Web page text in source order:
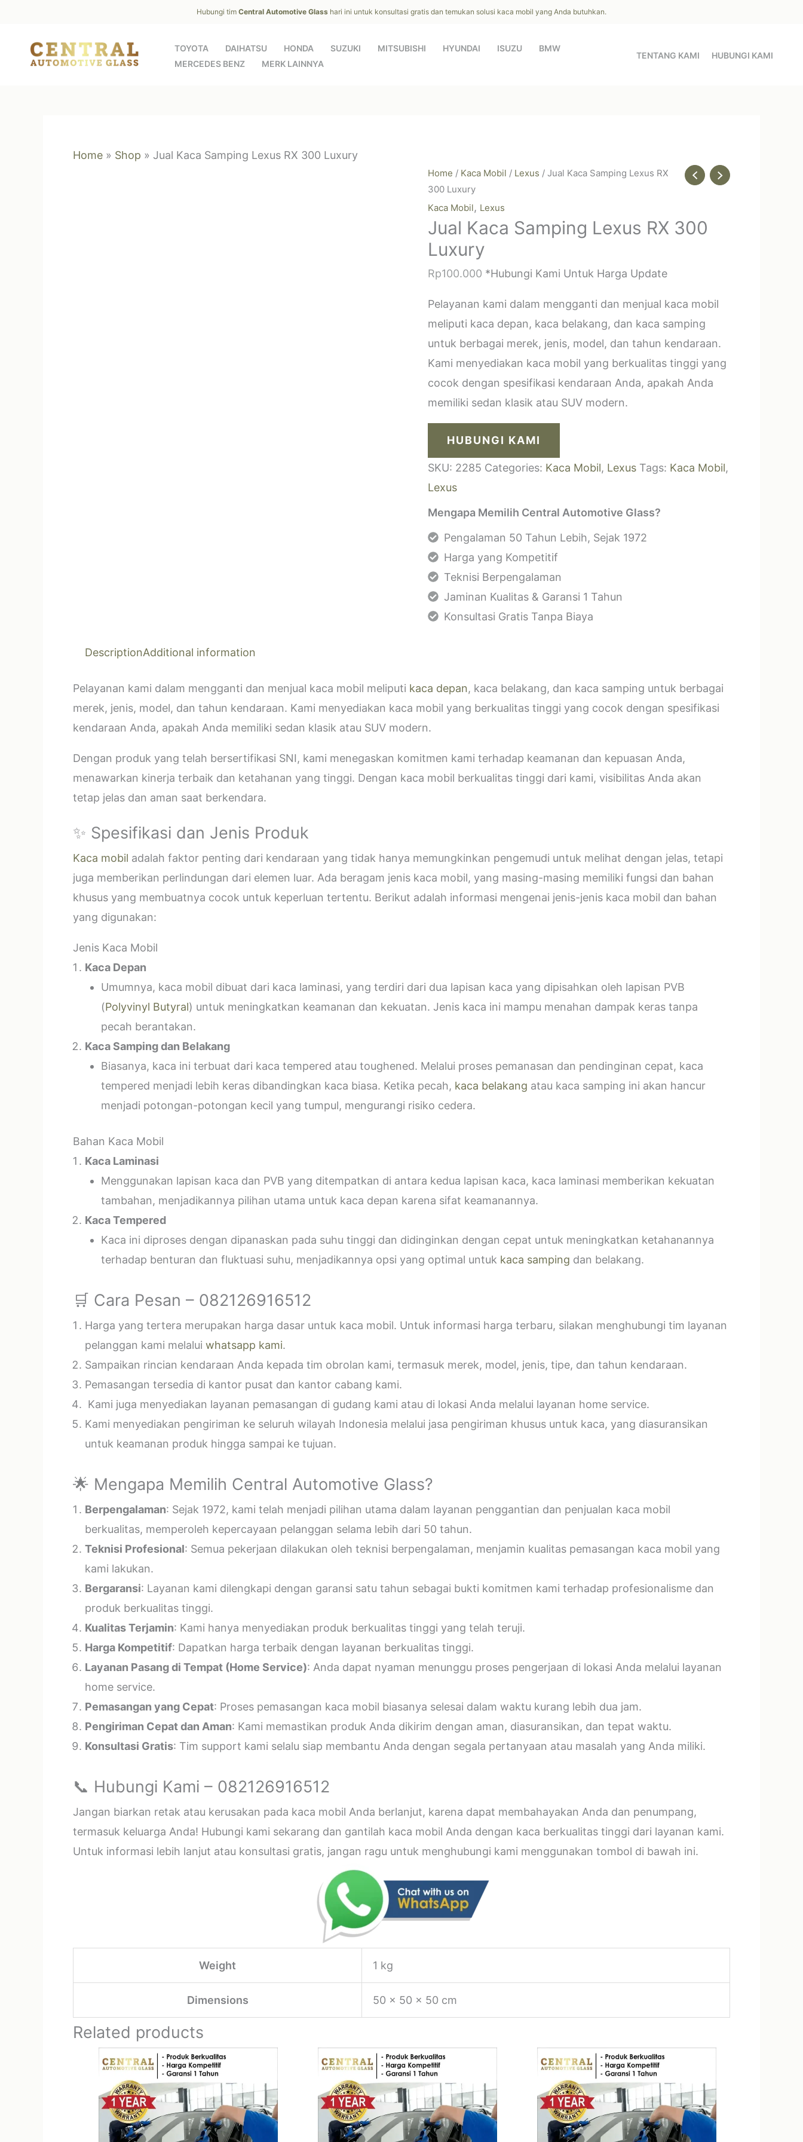
content
Hubungi tim Central Automotive Glass hari ini untuk konsultasi gratis dan temukan solusi kaca mobil yang Anda butuhkan.
TOYOTA DAIHATSU HONDA SUZUKI MITSUBISHI HYUNDAI ISUZU
BMW
MERCEDES BENZ
MERK LAINNYA
TENTANG KAMI HUBUNGI KAMI
Home » Shop » Jual Kaca Samping Lexus RX 300 Luxury
Home / Kaca Mobil / Lexus / Jual Kaca Samping Lexus RX
300 Luxury
Kaca Mobil, Lexus
Jual Kaca Samping Lexus RX 300
Luxury
Rp100.000 *Hubungi Kami Untuk Harga Update
Pelayanan kami dalam mengganti dan menjual kaca mobil
meliputi kaca depan, kaca belakang, dan kaca samping
untuk berbagai merek, jenis, model, dan tahun kendaraan.
Kami menyediakan kaca mobil yang berkualitas tinggi yang
cocok dengan spesifikasi kendaraan Anda, apakah Anda
memiliki sedan klasik atau SUV modern.
HUBUNGI KAMI
SKU: 2285 Categories: Kaca Mobil, Lexus Tags: Kaca Mobil,
Lexus
Mengapa Memilih Central Automotive Glass?
Pengalaman 50 Tahun Lebih, Sejak 1972
Harga yang Kompetitif
Teknisi Berpengalaman
Jaminan Kualitas & Garansi 1 Tahun
Konsultasi Gratis Tanpa Biaya
DescriptionAdditional information
Pelayanan kami dalam mengganti dan menjual kaca mobil meliputi kaca depan, kaca belakang, dan kaca samping untuk berbagai
merek, jenis, model, dan tahun kendaraan. Kami menyediakan kaca mobil yang berkualitas tinggi yang cocok dengan spesifikasi
kendaraan Anda, apakah Anda memiliki sedan klasik atau SUV modern.
Dengan produk yang telah bersertifikasi SNI, kami menegaskan komitmen kami terhadap keamanan dan kepuasan Anda,
menawarkan kinerja terbaik dan ketahanan yang tinggi. Dengan kaca mobil berkualitas tinggi dari kami, visibilitas Anda akan
tetap jelas dan aman saat berkendara.
✨ Spesifikasi dan Jenis Produk
Kaca mobil adalah faktor penting dari kendaraan yang tidak hanya memungkinkan pengemudi untuk melihat dengan jelas, tetapi
juga memberikan perlindungan dari elemen luar. Ada beragam jenis kaca mobil, yang masing-masing memiliki fungsi dan bahan
khusus yang membuatnya cocok untuk keperluan tertentu. Berikut adalah informasi mengenai jenis-jenis kaca mobil dan bahan
yang digunakan:
Jenis Kaca Mobil
Kaca Depan
Umumnya, kaca mobil dibuat dari kaca laminasi, yang terdiri dari dua lapisan kaca yang dipisahkan oleh lapisan PVB
(Polyvinyl Butyral) untuk meningkatkan keamanan dan kekuatan. Jenis kaca ini mampu menahan dampak keras tanpa
pecah berantakan.
Kaca Samping dan Belakang
Biasanya, kaca ini terbuat dari kaca tempered atau toughened. Melalui proses pemanasan dan pendinginan cepat, kaca
tempered menjadi lebih keras dibandingkan kaca biasa. Ketika pecah, kaca belakang atau kaca samping ini akan hancur
menjadi potongan-potongan kecil yang tumpul, mengurangi risiko cedera.
Bahan Kaca Mobil
Kaca Laminasi
Menggunakan lapisan kaca dan PVB yang ditempatkan di antara kedua lapisan kaca, kaca laminasi memberikan kekuatan
tambahan, menjadikannya pilihan utama untuk kaca depan karena sifat keamanannya.
Kaca Tempered
Kaca ini diproses dengan dipanaskan pada suhu tinggi dan didinginkan dengan cepat untuk meningkatkan ketahanannya
terhadap benturan dan fluktuasi suhu, menjadikannya opsi yang optimal untuk kaca samping dan belakang.
🛒 Cara Pesan – 082126916512
Harga yang tertera merupakan harga dasar untuk kaca mobil. Untuk informasi harga terbaru, silakan menghubungi tim layanan
pelanggan kami melalui whatsapp kami.
Sampaikan rincian kendaraan Anda kepada tim obrolan kami, termasuk merek, model, jenis, tipe, dan tahun kendaraan.
Pemasangan tersedia di kantor pusat dan kantor cabang kami.
Kami juga menyediakan layanan pemasangan di gudang kami atau di lokasi Anda melalui layanan home service.
Kami menyediakan pengiriman ke seluruh wilayah Indonesia melalui jasa pengiriman khusus untuk kaca, yang diasuransikan
untuk keamanan produk hingga sampai ke tujuan.
🌟 Mengapa Memilih Central Automotive Glass?
Berpengalaman: Sejak 1972, kami telah menjadi pilihan utama dalam layanan penggantian dan penjualan kaca mobil
berkualitas, memperoleh kepercayaan pelanggan selama lebih dari 50 tahun.
Teknisi Profesional: Semua pekerjaan dilakukan oleh teknisi berpengalaman, menjamin kualitas pemasangan kaca mobil yang
kami lakukan.
Bergaransi: Layanan kami dilengkapi dengan garansi satu tahun sebagai bukti komitmen kami terhadap profesionalisme dan
produk berkualitas tinggi.
Kualitas Terjamin: Kami hanya menyediakan produk berkualitas tinggi yang telah teruji.
Harga Kompetitif: Dapatkan harga terbaik dengan layanan berkualitas tinggi.
Layanan Pasang di Tempat (Home Service): Anda dapat nyaman menunggu proses pengerjaan di lokasi Anda melalui layanan
home service.
Pemasangan yang Cepat: Proses pemasangan kaca mobil biasanya selesai dalam waktu kurang lebih dua jam.
Pengiriman Cepat dan Aman: Kami memastikan produk Anda dikirim dengan aman, diasuransikan, dan tepat waktu.
Konsultasi Gratis: Tim support kami selalu siap membantu Anda dengan segala pertanyaan atau masalah yang Anda miliki.
📞 Hubungi Kami – 082126916512
Jangan biarkan retak atau kerusakan pada kaca mobil Anda berlanjut, karena dapat membahayakan Anda dan penumpang,
termasuk keluarga Anda! Hubungi kami sekarang dan gantilah kaca mobil Anda dengan kaca berkualitas tinggi dari layanan kami.
Untuk informasi lebih lanjut atau konsultasi gratis, jangan ragu untuk menghubungi kami menggunakan tombol di bawah ini.
Weight 1 kg
Dimensions 50 × 50 × 50 cm
Related products